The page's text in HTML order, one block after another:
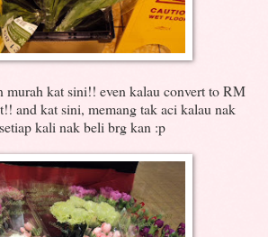
murah kat sini!! even kalau convert to RM
and kat sini, memang tak aci kalau nak
kali nak beli brg kan :p